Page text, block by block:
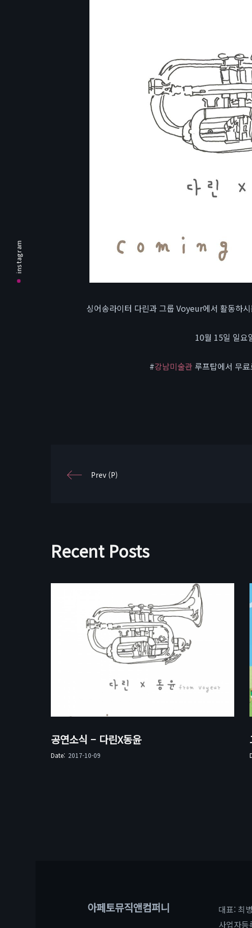
instagram
싱어송라이터 다린과 그룹 Voyeur에서 활동하
10월 15일 일요
#강남미술관 루프탑에서 무
Prev (P)
Recent Posts
공연소식 – 다린X동윤
Date: 2017-10-09
아페토뮤직앤컴퍼니
대표: 최
사업자